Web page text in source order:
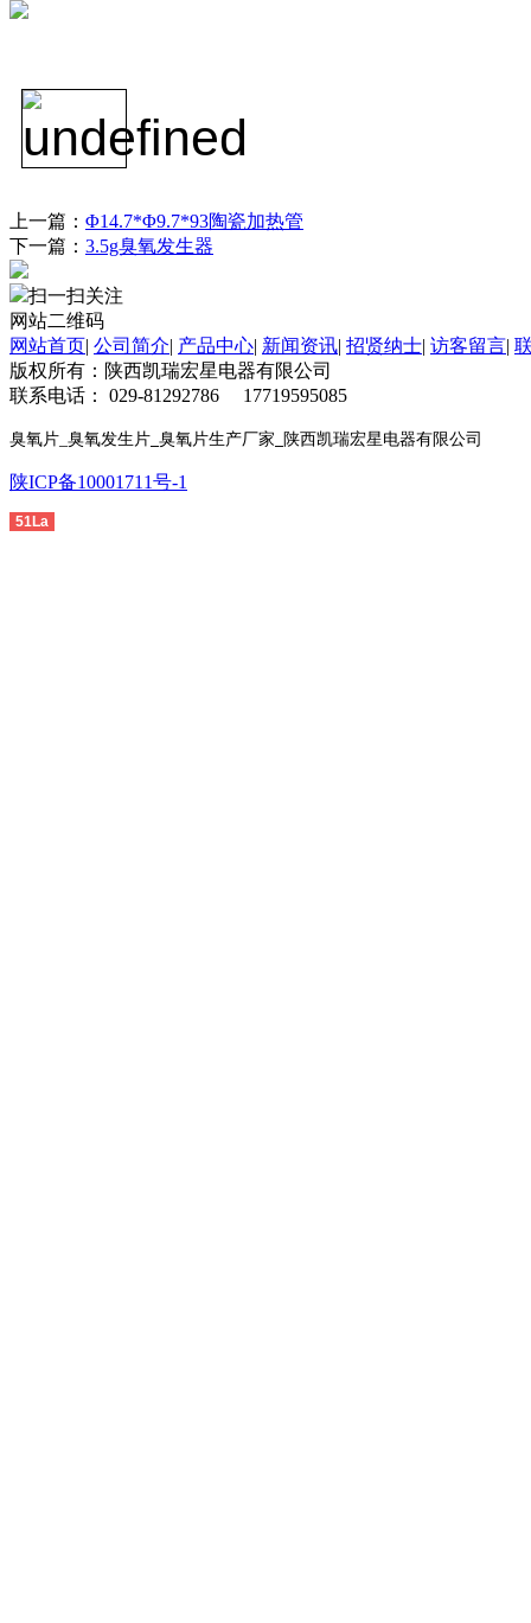
上一篇： Φ14.7*Φ9.7*93陶瓷加热管
下一篇： 3.5g臭氧发生器
扫一扫关注
网站二维码
网站首页| 公司简介| 产品中心| 新闻资讯| 招贤纳士| 访客留言|
版权所有：陕西凯瑞宏星电器有限公司
联系电话： 029-81292786 17719595085
臭氧片 臭氧发生片 臭氧片生产厂家 陕西凯瑞宏星电器有限公司
陕ICP备10001711号-1
情链
51La